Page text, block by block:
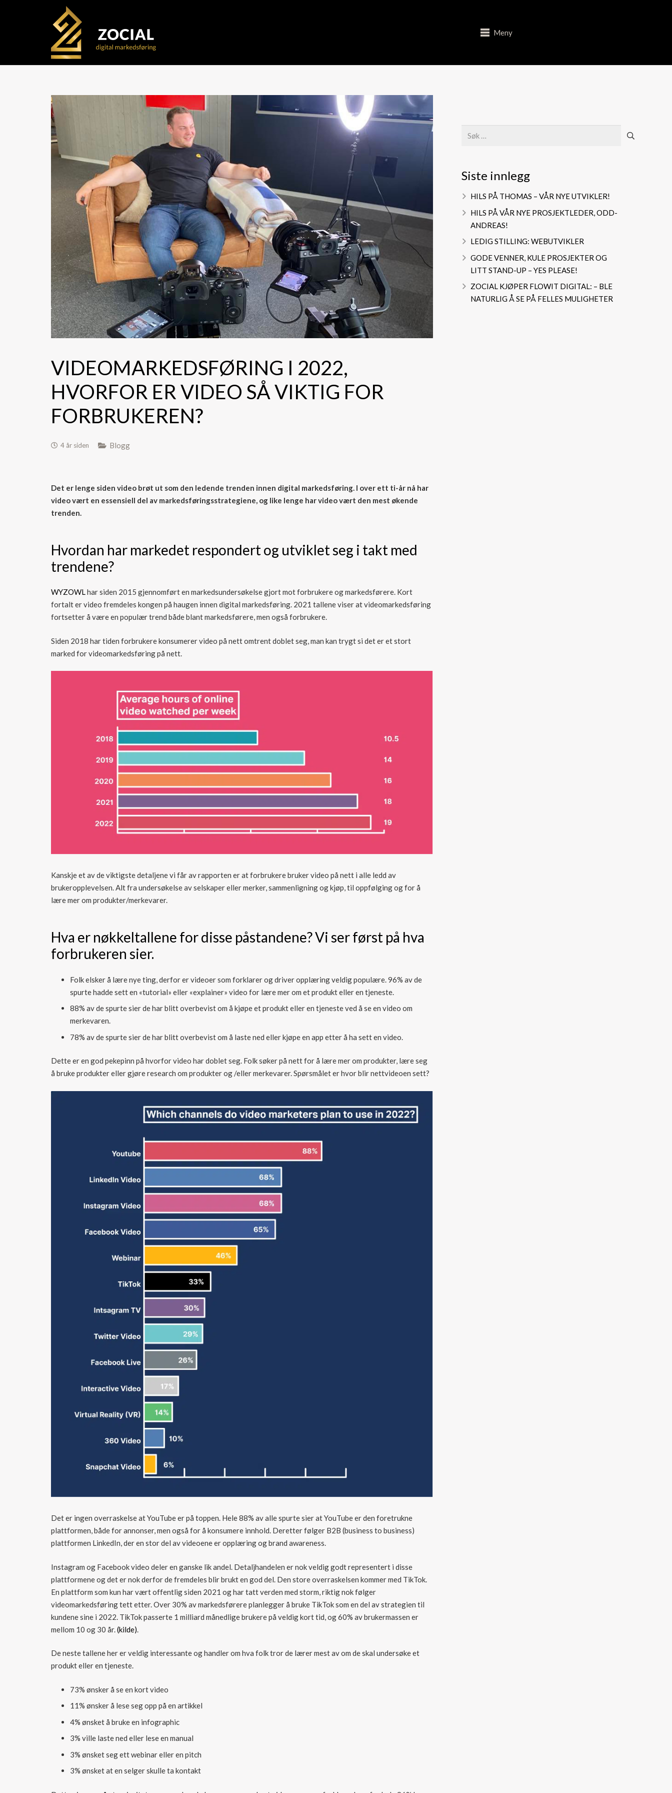
Meny
VIDEOMARKEDSFØRING I 2022,
HVORFOR ER VIDEO SÅ VIKTIG FOR
FORBRUKEREN?
4 år siden Blogg
Det er lenge siden video brøt ut som den ledende trenden innen digital markedsføring. I over ett ti-år nå har
video vært en essensiell del av markedsføringsstrategiene, og like lenge har video vært den mest økende
trenden.
Hvordan har markedet respondert og utviklet seg i takt med
trendene?
WYZOWLhar siden 2015 gjennomført en markedsundersøkelse gjort mot forbrukere og markedsførere. Kort
fortalt er video fremdeles kongen på haugen innen digital markedsføring. 2021 tallene viser at videomarkedsføring
fortsetter å være en populær trend både blant markedsførere, men også forbrukere.
Siden 2018 har tiden forbrukere konsumerer video på nett omtrent doblet seg, man kan trygt si det er et stort
marked for videomarkedsføring på nett.
Kanskje et av de viktigste detaljene vi får av rapporten er at forbrukere bruker video på nett i alle ledd av
brukeropplevelsen. Alt fra undersøkelse av selskaper eller merker, sammenligning og kjøp, til oppfølging og for å
lære mer om produkter/merkevarer.
Hva er nøkkeltallene for disse påstandene? Vi ser først på hva
forbrukeren sier.
Folk elsker å lære nye ting, derfor er videoer som forklarer og driver opplæring veldig populære. 96% av de
spurte hadde sett en «tutorial» eller «explainer» video for lære mer om et produkt eller en tjeneste.
88% av de spurte sier de har blitt overbevist om å kjøpe et produkt eller en tjeneste ved å se en video om
merkevaren.
78% av de spurte sier de har blitt overbevist om å laste ned eller kjøpe en app etter å ha sett en video.
Dette er en god pekepinn på hvorfor video har doblet seg. Folk søker på nett for å lære mer om produkter, lære seg
å bruke produkter eller gjøre research om produkter og /eller merkevarer. Spørsmålet er hvor blir nettvideoen sett?
Det er ingen overraskelse at YouTube er på toppen. Hele 88% av alle spurte sier at YouTube er den foretrukne
plattformen, både for annonser, men også for å konsumere innhold. Deretter følger B2B (business to business)
plattformen LinkedIn, der en stor del av videoene er opplæring og brand awareness.
Instagram og Facebook video deler en ganske lik andel. Detaljhandelen er nok veldig godt representert i disse
plattformene og det er nok derfor de fremdeles blir brukt en god del. Den store overraskelsen kommer med TikTok.
En plattform som kun har vært offentlig siden 2021 og har tatt verden med storm, riktig nok følger
videomarkedsføring tett etter. Over 30% av markedsførere planlegger å bruke TikTok som en del av strategien til
kundene sine i 2022. TikTok passerte 1 milliard månedlige brukere på veldig kort tid, og 60% av brukermassen er
mellom 10 og 30 år.(kilde).
De neste tallene her er veldig interessante og handler om hva folk tror de lærer mest av om de skal undersøke et
produkt eller en tjeneste.
73% ønsker å se en kort video
11% ønsker å lese seg opp på en artikkel
4% ønsket å bruke en infographic
3% ville laste ned eller lese en manual
3% ønsket seg ett webinar eller en pitch
3% ønsket at en selger skulle ta kontakt
Siste innlegg
HILS PÅ THOMAS – VÅR NYE UTVIKLER!
HILS PÅ VÅR NYE PROSJEKTLEDER, ODD-
ANDREAS!
LEDIG STILLING: WEBUTVIKLER
GODE VENNER, KULE PROSJEKTER OG
LITT STAND-UP – YES PLEASE!
ZOCIAL KJØPER FLOWIT DIGITAL: – BLE
NATURLIG Å SE PÅ FELLES MULIGHETER